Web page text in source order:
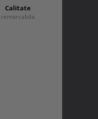
Calitate
remarcabila